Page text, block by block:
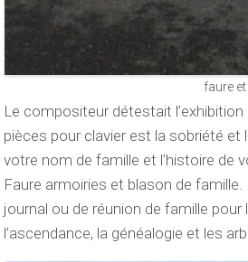
faure
Le compositeur détestait
pièces pour clavier est la sobriété
votre nom de famille et l’histoire de
Faure armoiries et blason de famille.
journal ou de réunion de famille
l’ascendance, la généalogie et les